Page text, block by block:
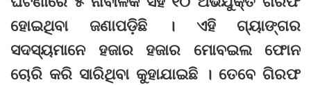
ହୋଇଥିବା ଜଣାପଡ଼ିଛି । ଏହି ଗ୍ୟାଙ୍ଗର
ସଦସ୍ୟମାନେ ହଜାର ହଜାର ମୋବଇଲ ଫୋନ
ଚୋରି କରି ସାରିଥିବା କୁହାଯାଇଛି । ତେବେ ଗିରଫ